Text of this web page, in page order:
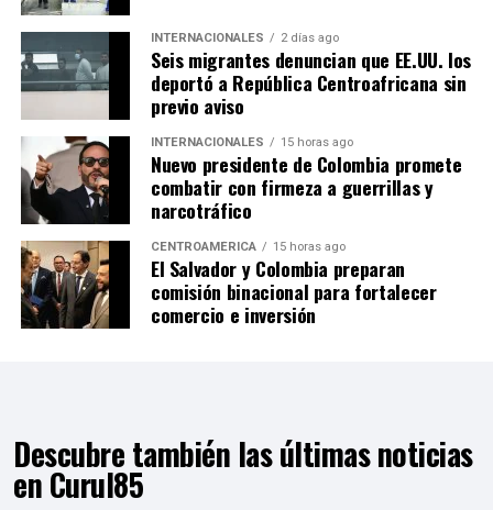
INTERNACIONALES 2 días ago
Seis migrantes denuncian que EE.UU. los
deportó a República Centroafricana sin
previo aviso
INTERNACIONALES 15 horas ago
Nuevo presidente de Colombia promete
combatir con firmeza a guerrillas y
narcotráfico
CENTROAMÉRICA 15 horas ago
El Salvador y Colombia preparan
comisión binacional para fortalecer
comercio e inversión
Descubre también las últimas noticias
en Curul85